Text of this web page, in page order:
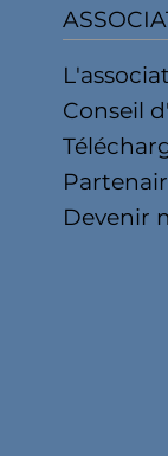
Conseil
Devenir